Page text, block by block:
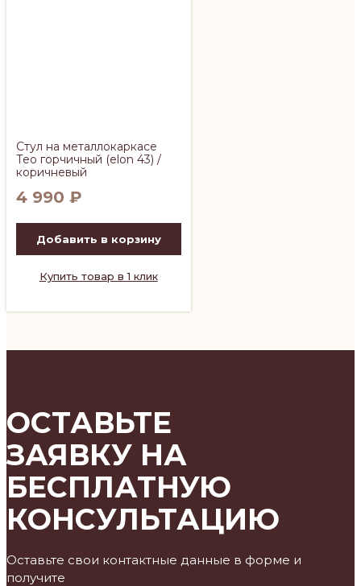
Стул на металлокаркасе
Тео горчичный (elon 43) /
коричневый
4 990 ₽
Добавить в корзину
Купить товар в 1 клик
ОСТАВЬТЕ
ЗАЯВКУ НА
БЕСПЛАТНУЮ
КОНСУЛЬТАЦИЮ
Оставьте свои контактные данные в форме и
получите